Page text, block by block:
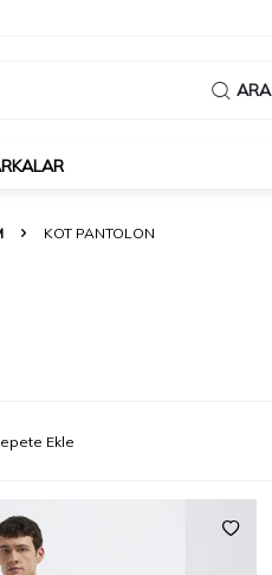
ARA
KOT PANTOLON
Ekle